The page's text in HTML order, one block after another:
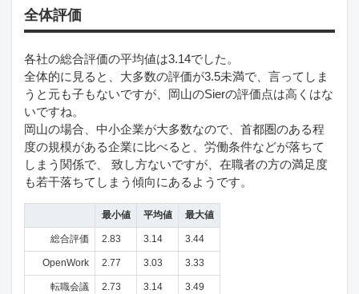
全体評価
各社の総合評価の平均値は3.14でした。
全体的に見ると、大多数の評価が3.5未満で、言ってしま
うと元も子もないですが、岡山のSierの評価点は高くはな
いですね。
岡山の場合、中小企業が大多数なので、首都圏のある程
度の規模がある企業に比べると、労働条件などが落ちて
しまう関係で、 致し方ないですが、在職者の方の満足度
も若干落ちてしまう傾向にあるようです。
最小値 平均値 最大値
総合評価 2.83 3.14 3.44
OpenWork 2.77 3.03 3.33
転職会議 2.73 3.14 3.49